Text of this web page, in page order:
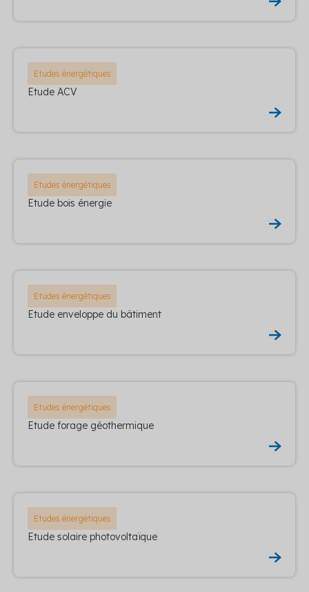
Etudes énergétiques
Etude ACV
Etudes énergétiques
Etude bois énergie
Etudes énergétiques
Etude enveloppe du bâtiment
Etudes énergétiques
Etude forage géothermique
Etudes énergétiques
Etude solaire photovoltaïque